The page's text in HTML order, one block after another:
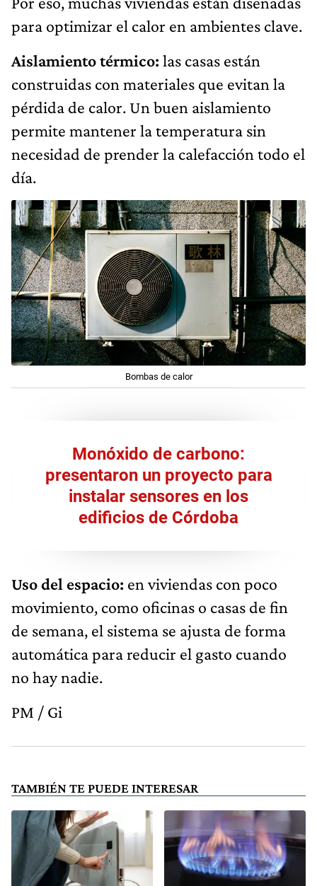
para optimizar el calor en ambientes clave.
Aislamiento térmico: las casas están
construidas con materiales que evitan la
pérdida de calor. Un buen aislamiento
permite mantener la temperatura sin
necesidad de prender la calefacción todo el
día.
Bombas de calor
Monóxido de carbono:
presentaron un proyecto para
instalar sensores en los
edificios de Córdoba
Uso del espacio: en viviendas con poco
movimiento, como oficinas o casas de fin
de semana, el sistema se ajusta de forma
automática para reducir el gasto cuando
no hay nadie.
PM / Gi
TAMBIÉN TE PUEDE INTERESAR